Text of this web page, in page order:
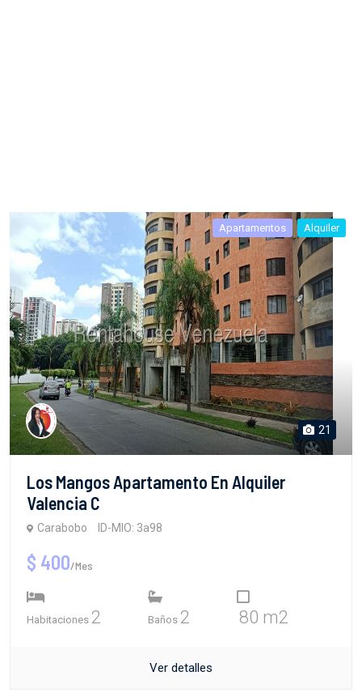
Apartamentos Alquiler
21
Los Mangos Apartamento En Alquiler
Valencia C
Carabobo ID-MIO: 3a98
$ 400/Mes
Habitaciones 2 Baños 2 80 m2
Ver detalles